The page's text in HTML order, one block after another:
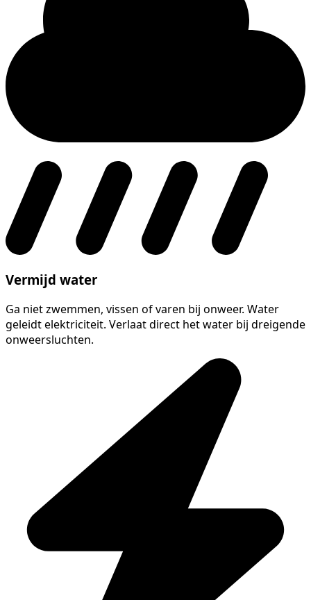
Vermijd water
Ga niet zwemmen, vissen of varen bij onweer. Water
geleidt elektriciteit. Verlaat direct het water bij dreigende
onweersluchten.